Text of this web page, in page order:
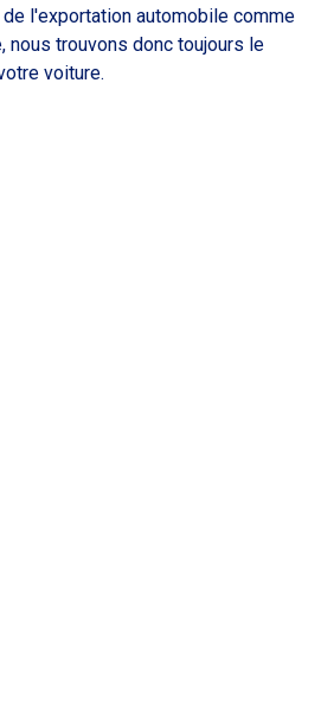
l'exportation automobile comme
nous trouvons donc toujours le
voiture.